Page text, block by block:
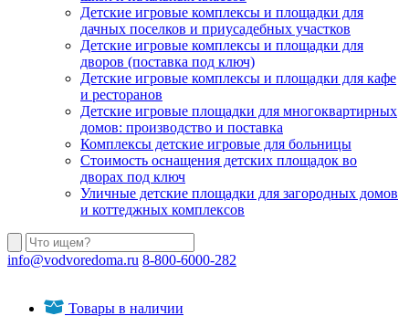
Детские игровые комплексы и площадки для
дачных поселков и приусадебных участков
Детские игровые комплексы и площадки для
дворов (поставка под ключ)
Детские игровые комплексы и площадки для кафе
и ресторанов
Детские игровые площадки для многоквартирных
домов: производство и поставка
Комплексы детские игровые для больницы
Стоимость оснащения детских площадок во
дворах под ключ
Уличные детские площадки для загородных домов
и коттеджных комплексов
info@vodvoredoma.ru 8-800-6000-282
Товары в наличии